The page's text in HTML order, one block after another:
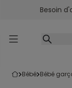
Accéder auBesoin
bébé bébé